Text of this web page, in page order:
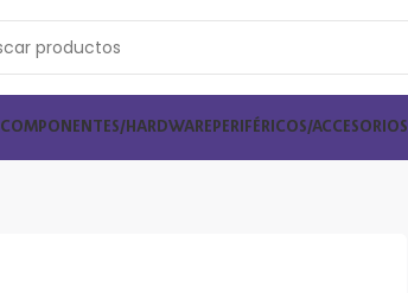
COMPONENTES/HARDWARE PERIFÉRICOS/ACCESORIOS